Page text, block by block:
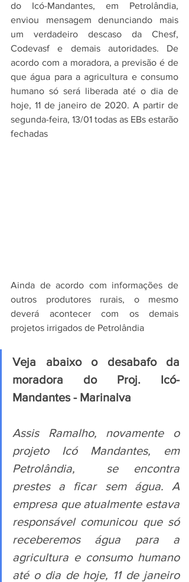
do Icó-Mandantes, em Petrolândia,
enviou mensagem denunciando mais
um verdadeiro descaso da Chesf,
Codevasf e demais autoridades. De
acordo com a moradora, a previsão é de
que água para a agricultura e consumo
humano só será liberada até o dia de
hoje, 11 de janeiro de 2020. A partir de
segunda-feira, 13/01 todas as EBs estarão
fechadas
Ainda de acordo com informações de
outros produtores rurais, o mesmo
deverá acontecer com os demais
projetos irrigados de Petrolândia
Veja abaixo o desabafo da
moradora do Proj. Icó-
Mandantes - Marinalva
Assis Ramalho, novamente o
projeto Icó Mandantes, em
Petrolândia,  se encontra
prestes a ficar sem água. A
empresa que atualmente estava
responsável comunicou que só
receberemos água para a
agricultura e consumo humano
até o dia de hoje, 11 de janeiro